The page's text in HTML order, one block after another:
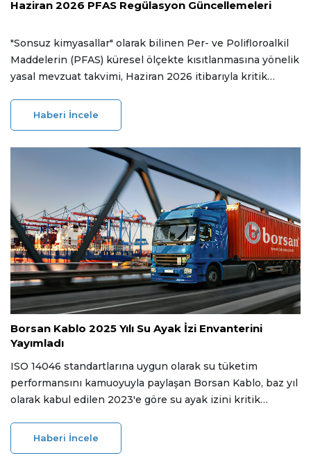
Haziran 2026 PFAS Regülasyon Güncellemeleri
"Sonsuz kimyasallar" olarak bilinen Per- ve Polifloroalkil
Maddelerin (PFAS) küresel ölçekte kısıtlanmasına yönelik
yasal mevzuat takvimi, Haziran 2026 itibarıyla kritik
Sosyo-Ekonomik Analiz Komitesi'nin (SEAC) nihai görüşe
yaklaştığı bu dönemde, Avrupa Komisyonu'nun sanayiyi
kullanım olarak ikiye bölme planı sektörel dengeleri
değiştirebilecek güçte.
Haberi İncele
03 Haziran 2026
Borsan Kablo 2025 Yılı Su Ayak İzi Envanterini
Yayımladı
ISO 14046 standartlarına uygun olarak su tüketim
performansını kamuoyuyla paylaşan Borsan Kablo, baz yıl
olarak kabul edilen 2023'e göre su ayak izini kritik
OSB'de inşası süren 180 milyon dolarlık entegre üretim
üssüyle su geri kazanım altyapısını makro düzeye taşıyor.
Haberi İncele